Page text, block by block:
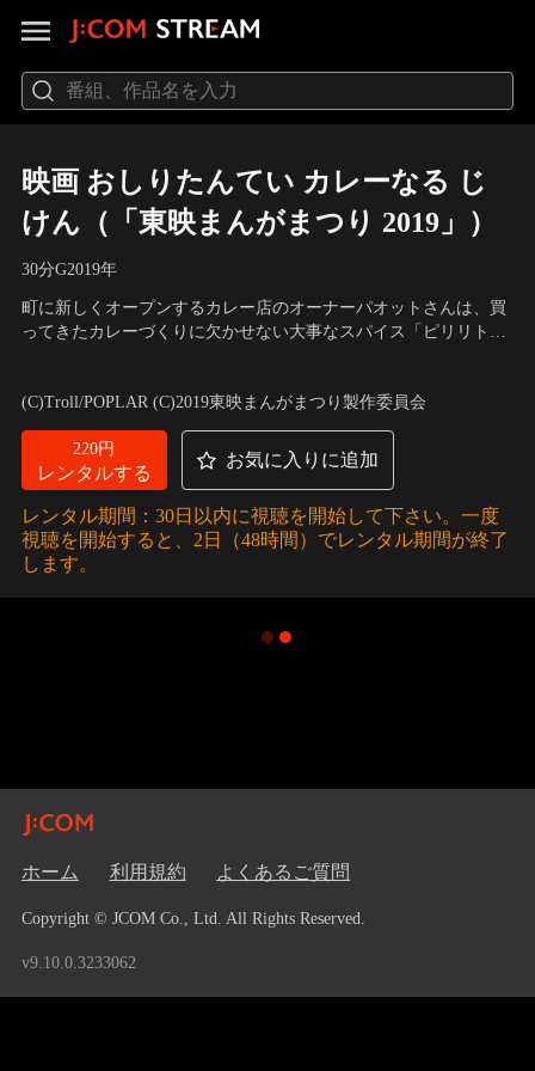
映画 おしりたんてい カレーなる じ
けん（「東映まんがまつり 2019」）
30分G2019年
町に新しくオープンするカレー店のオーナーパオットさんは、買
ってきたカレーづくりに欠かせない大事なスパイス「ピリリトキ
(C)Troll/POPLAR (C)2019東映まんがまつり製作委員会
220円
レンタルする
お気に入りに追加
レンタル期間：30日以内に視聴を開始して下さい。一度
視聴を開始すると、2日（48時間）でレンタル期間が終了
します。
ホーム 利用規約 よくあるご質問
Copyright © JCOM Co., Ltd. All Rights Reserved.
v9.10.0.3233062